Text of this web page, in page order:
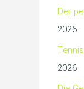
Der
2026
2026